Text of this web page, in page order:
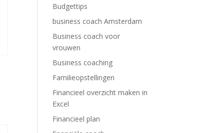
Budgettips
business coach Amsterdam
Business coach voor
vrouwen
Business coaching
Familieopstellingen
Financieel overzicht maken in
Excel
Financieel plan